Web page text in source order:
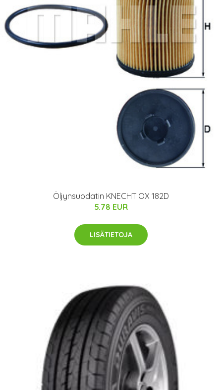
Öljynsuodatin KNECHT OX 182D
5.78 EUR
LISÄTIETOJA